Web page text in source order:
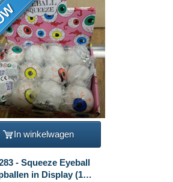
In winkelwagen
- Squeeze Eyeball
in Display (12